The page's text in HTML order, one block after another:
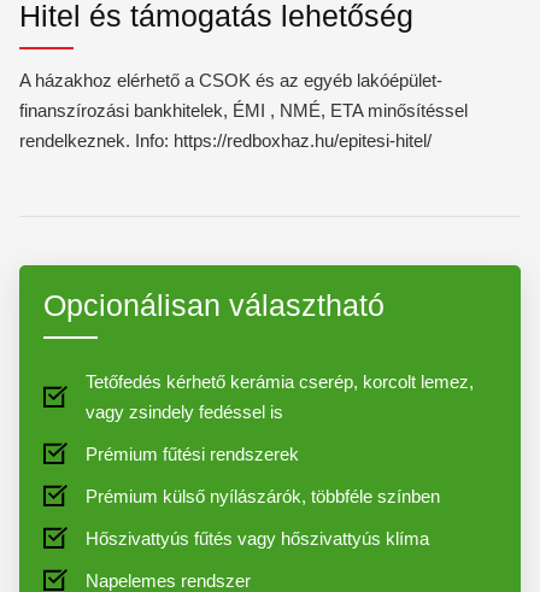
Hitel és támogatás lehetőség
A házakhoz elérhető a CSOK és az egyéb lakóépület-
finanszírozási bankhitelek, ÉMI , NMÉ, ETA minősítéssel
rendelkeznek. Info: https://redboxhaz.hu/epitesi-hitel/
Opcionálisan választható
Tetőfedés kérhető kerámia cserép, korcolt lemez,
vagy zsindely fedéssel is
Prémium fűtési rendszerek
Prémium külső nyílászárók, többféle színben
Hőszivattyús fűtés vagy hőszivattyús klíma
Napelemes rendszer